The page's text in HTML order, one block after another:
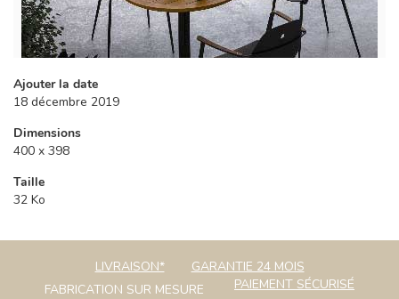
Ajouter la date
18 décembre 2019
Dimensions
400 x 398
Taille
32 Ko
LIVRAISON*
GARANTIE 24 MOIS
FABRICATION SUR MESURE
PAIEMENT SÉCURISÉ